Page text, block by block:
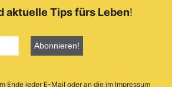
aktuelle Tips fürs Leben!
Ende jeder E-Mail oder an die im Impressum